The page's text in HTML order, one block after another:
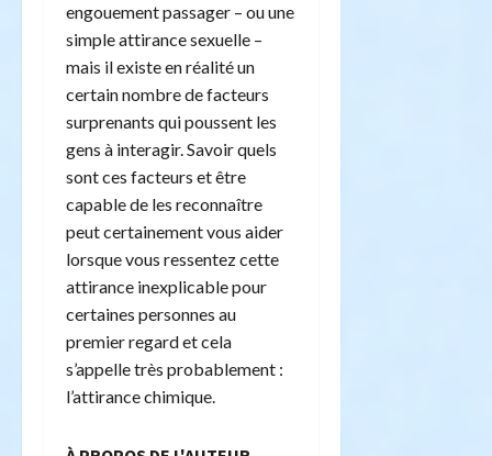
engouement passager – ou une
simple attirance sexuelle –
mais il existe en réalité un
certain nombre de facteurs
surprenants qui poussent les
gens à interagir. Savoir quels
sont ces facteurs et être
capable de les reconnaître
peut certainement vous aider
lorsque vous ressentez cette
attirance inexplicable pour
certaines personnes au
premier regard et cela
s’appelle très probablement :
l’attirance chimique.